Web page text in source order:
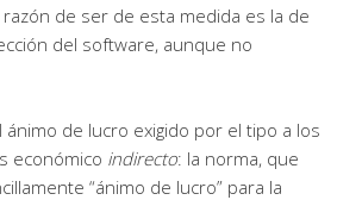
razón de ser de esta medida es la de
del software, aunque no
ánimo de lucro exigido por el tipo a los
económico indirecto: la norma, que
“ánimo de lucro” para la